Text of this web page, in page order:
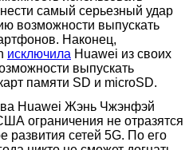
самый серьезный удар
возможности выпускать
Наконец,
исключила Huawei из своих
выпускать
памяти SD и microSD.
Huawei Жэнь Чжэнфэй
ограничения не отразятся
развития сетей 5G. По его